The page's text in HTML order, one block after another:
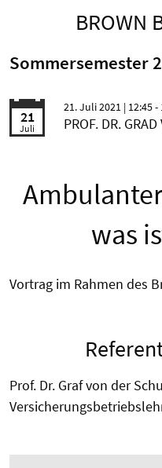
BROWN
Sommersemester
21
Juli
21. Juli 2021 | 12:45 -
PROF. DR.
was
Vortrag im Rahmen des
Prof. Dr. Graf von der